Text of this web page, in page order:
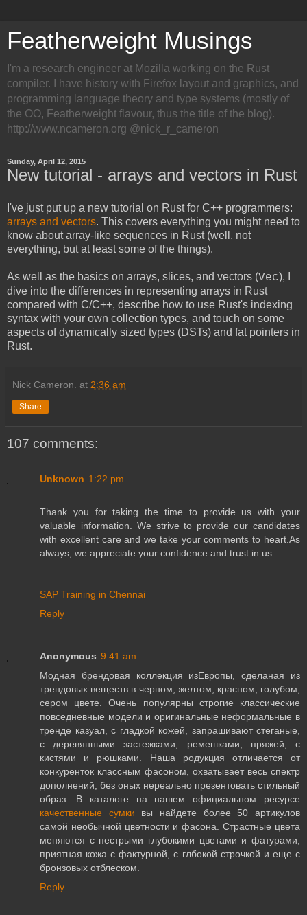
Featherweight Musings
I'm a research engineer at Mozilla working on the Rust
compiler. I have history with Firefox layout and graphics, and
programming language theory and type systems (mostly of
the OO, Featherweight flavour, thus the title of the blog).
http://www.ncameron.org @nick_r_cameron
Sunday, April 12, 2015
New tutorial - arrays and vectors in Rust
I've just put up a new tutorial on Rust for C++ programmers:
arrays and vectors. This covers everything you might need to
know about array-like sequences in Rust (well, not
everything, but at least some of the things).
As well as the basics on arrays, slices, and vectors (Vec), I
dive into the differences in representing arrays in Rust
compared with C/C++, describe how to use Rust's indexing
syntax with your own collection types, and touch on some
aspects of dynamically sized types (DSTs) and fat pointers in
Rust.
Nick Cameron. at 2:36 am
Share
107 comments:
Unknown 1:22 pm
Thank you for taking the time to provide us with your
valuable information. We strive to provide our candidates
with excellent care and we take your comments to heart.As
always, we appreciate your confidence and trust in us.
SAP Training in Chennai
Reply
Anonymous 9:41 am
Модная брендовая коллекция изЕвропы, сделаная из
трендовых веществ в черном, желтом, красном, голубом,
сером цвете. Очень популярны строгие классические
повседневные модели и оригинальные неформальные в
тренде казуал, с гладкой кожей, запрашивают стеганые,
с деревянными застежками, ремешками, пряжей, с
кистями и рюшками. Наша родукция отличается от
конкуренток классным фасоном, охватывает весь спектр
дополнений, без оных нереально презентовать стильный
образ. В каталоге на нашем официальном ресурсе
качественные сумки вы найдете более 50 артикулов
самой необычной цветности и фасона. Страстные цвета
меняются с пестрыми глубокими цветами и фатурами,
приятная кожа с фактурной, с глбокой строчкой и еще с
бронзовых отблеском.
Reply